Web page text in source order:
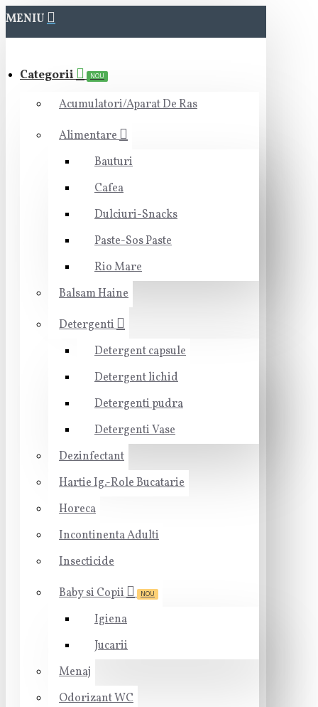
MENIU
Categorii NOU
Acumulatori/Aparat De Ras
Alimentare
Bauturi
Cafea
Dulciuri-Snacks
Paste-Sos Paste
Rio Mare
Balsam Haine
Detergenti
Detergent capsule
Detergent lichid
Detergenti pudra
Detergenti Vase
Dezinfectant
Hartie Ig.-Role Bucatarie
Horeca
Incontinenta Adulti
Insecticide
Baby si Copii
NOU
Igiena
Jucarii
Menaj
Odorizant WC